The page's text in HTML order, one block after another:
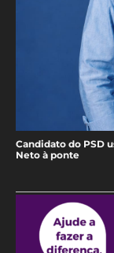
Candidato do PSD
Neto à ponte